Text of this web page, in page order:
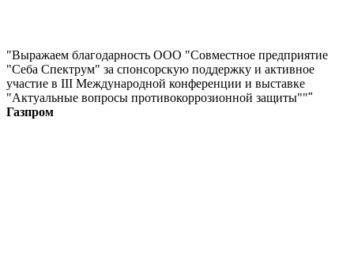
"Выражаем благодарность ООО "Совместное предприятие
"Себа Спектрум" за спонсорскую поддержку и активное
участие в III Международной конференции и выставке
"Актуальные вопросы противокоррозионной защиты"""
Газпром